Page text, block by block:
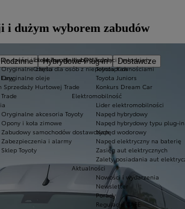
Rodzinne Hybrydowe Plug-in
Dostawcze
Ekobonus dla hybryd Toyoty
Oferta dla osób z niepełnosprawnościami
części i oleje Toyoty
Oryginalne części
Oryginalne oleje
Sprzedaży Hurtowej Trade
Trade
Oryginalne akcesoria Toyoty
Opony i koła zimowe
Zabudowy samochodów dostawczych
Zabezpieczenia i alarmy
Sklep Toyoty
Kluby dla dzieci i młodzieży
Toyota Kids
Toyota Juniors
Konkurs Dream Car
Elektromobilność
Lider elektromobilności
Napęd hybrydowy
Napęd hybrydowy typu plug-in
Napęd wodorowy
Napęd elektryczny na baterię
Zasięg aut elektrycznych
Zalety posiadania aut
Aktualności
Nowości i wydarzenia
Newsletter
Porady
Regulacje CAFE
dużym wyborem zabudów